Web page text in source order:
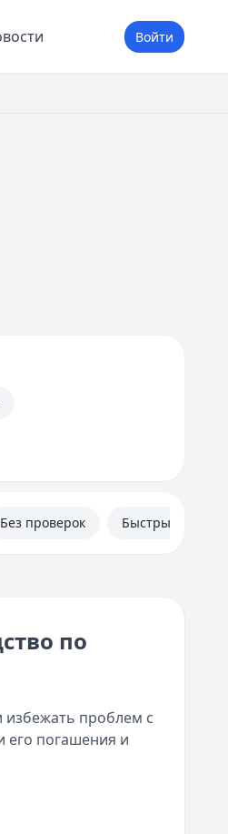
Войти
Без проверок Быстрые
по
проблем с
его погашения и